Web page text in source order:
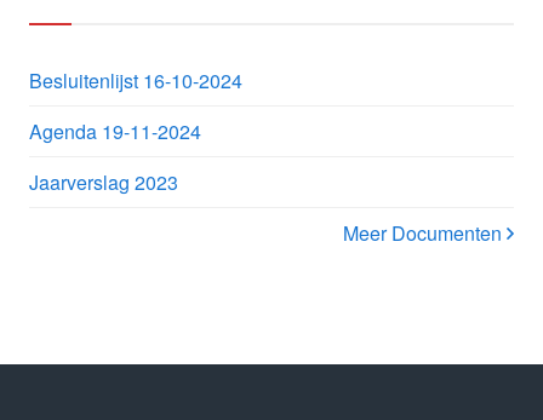
Besluitenlijst 16-10-2024
Agenda 19-11-2024
Jaarverslag 2023
Meer Documenten